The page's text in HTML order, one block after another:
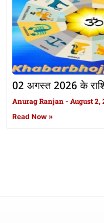
02 अगस्त 2026 के
Anurag Ranjan August 2,
Read Now »